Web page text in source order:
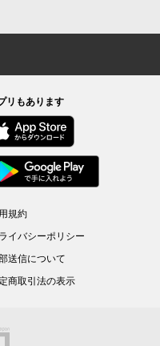
リもあります
規約
イバシーポリシー
送信について
商取引法の表示